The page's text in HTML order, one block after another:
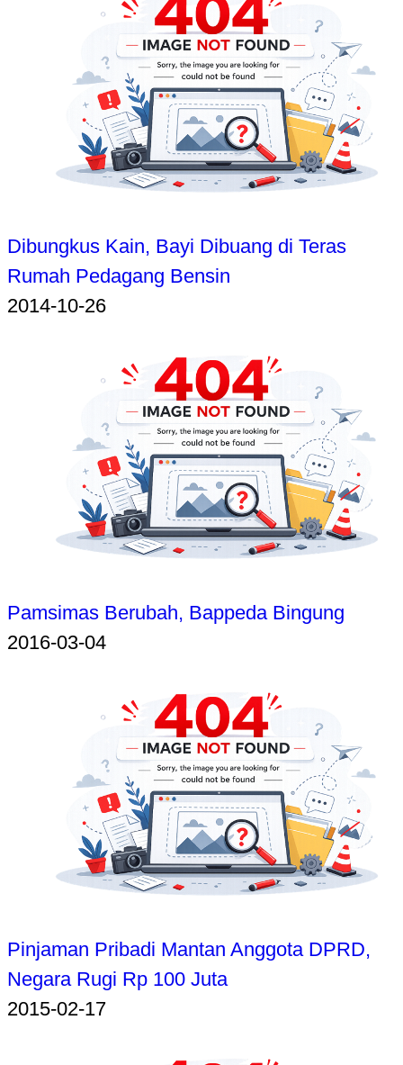
Dibungkus Kain, Bayi Dibuang di Teras
Rumah Pedagang Bensin
2014-10-26
Pamsimas Berubah, Bappeda Bingung
2016-03-04
Pinjaman Pribadi Mantan Anggota DPRD,
Negara Rugi Rp 100 Juta
2015-02-17